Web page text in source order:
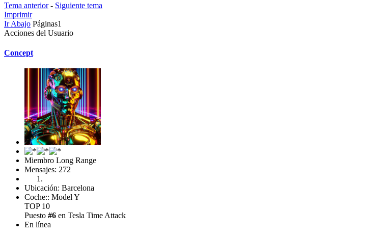
Tema anterior- Siguiente tema
Imprimir
Ir Abajo Páginas1
Acciones del Usuario
Concept
Miembro Long Range
Mensajes: 272
Ubicación: Barcelona
Coche:: Model Y
TOP 10
Puesto #6 en Tesla Time Attack
En línea